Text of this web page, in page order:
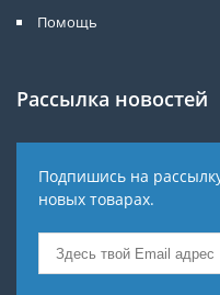
Помощь
Рассылка новостей
Подпишись на
новых товарах.